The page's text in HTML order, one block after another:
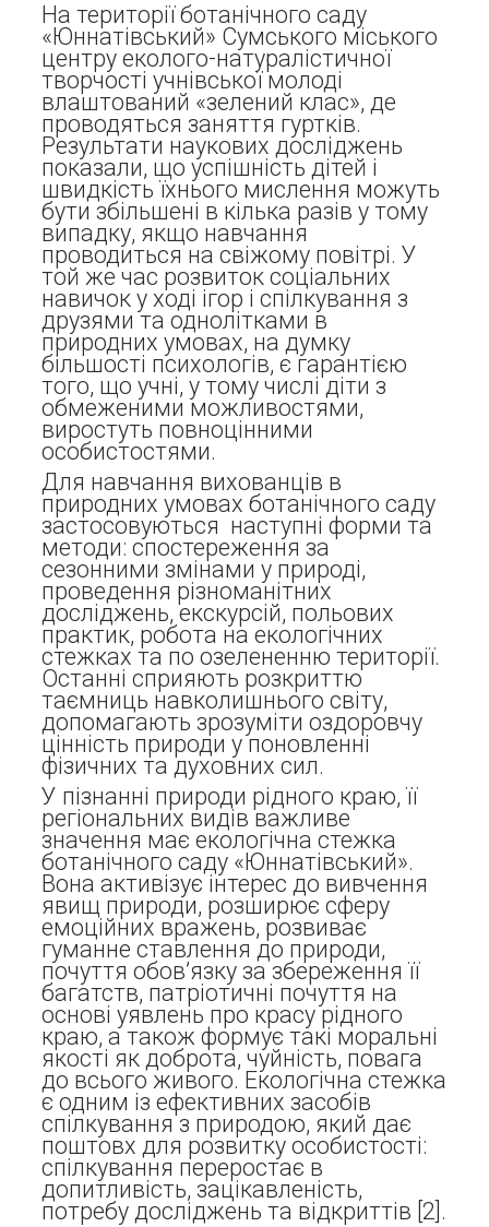
На території ботанічного саду
«Юннатівський» Сумського міського
центру еколого-натуралістичної
творчості учнівської молоді
влаштований «зелений клас», де
проводяться заняття гуртків.
Результати наукових досліджень
показали, що успішність дітей і
швидкість їхнього мислення можуть
бути збільшені в кілька разів у тому
випадку, якщо навчання
проводиться на свіжому повітрі. У
той же час розвиток соціальних
навичок у ході ігор і спілкування з
друзями та однолітками в
природних умовах, на думку
більшості психологів, є гарантією
того, що учні, у тому числі діти з
обмеженими можливостями,
виростуть повноцінними
особистостями.
Для навчання вихованців в
природних умовах ботанічного саду
застосовуються наступні форми та
методи: спостереження за
сезонними змінами у природі,
проведення різноманітних
досліджень, екскурсій, польових
практик, робота на екологічних
стежках та по озелененню території.
Останні сприяють розкриттю
таємниць навколишнього світу,
допомагають зрозуміти оздоровчу
цінність природи у поновленні
фізичних та духовних сил.
У пізнанні природи рідного краю, її
регіональних видів важливе
значення має екологічна стежка
ботанічного саду «Юннатівський».
Вона активізує інтерес до вивчення
явищ природи, розширює сферу
емоційних вражень, розвиває
гуманне ставлення до природи,
почуття обов’язку за збереження її
багатств, патріотичні почуття на
основі уявлень про красу рідного
краю, а також формує такі моральні
якості як доброта, чуйність, повага
до всього живого. Екологічна стежка
є одним із ефективних засобів
спілкування з природою, який дає
поштовх для розвитку особистості:
спілкування переростає в
допитливість, зацікавленість,
потребу досліджень та відкриттів [2].